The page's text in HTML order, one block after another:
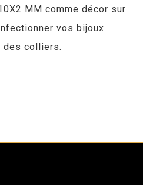
MM comme décor sur
vos bijoux
des colliers.